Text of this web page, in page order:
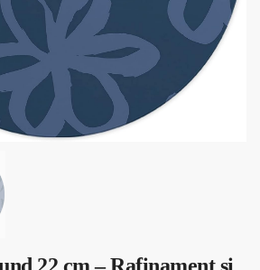
22 cm – Rafinament și